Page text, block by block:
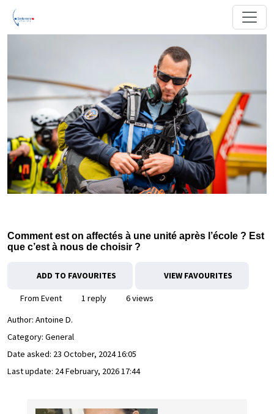
Comment est on affectés à une unité après l’école ? Est
que c’est à nous de choisir ?
ADD TO FAVOURITES VIEW FAVOURITES
From Event 1 reply
6 views
Author: Antoine D.
Category: General
Date asked: 23 October, 2024 16:05
Last update: 24 February, 2026 17:44